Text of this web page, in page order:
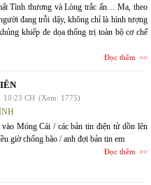
Tình thương và Lòng trắc ẩn… Ma, theo
đang trỗi dậy, không chỉ là hình tượng
khiếp đe dọa thống trị toàn bộ cơ chế
Đọc thêm
10:23 CH (Xem: 1775)
Móng Cái / các bản tin điện tử dồn lên
giờ chống bão / anh đợi bản tin em
Đọc thêm